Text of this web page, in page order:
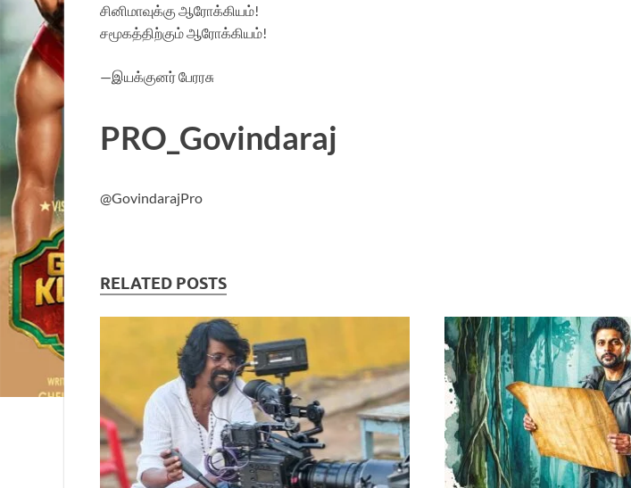
சினிமாவுக்கு ஆரோக்கியம்!
சமூகத்திற்கும் ஆரோக்கியம்!
—இயக்குனர் பேரரசு
PRO_Govindaraj
@GovindarajPro
RELATED POSTS